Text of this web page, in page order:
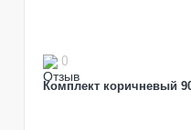
0
Комплект коричневый